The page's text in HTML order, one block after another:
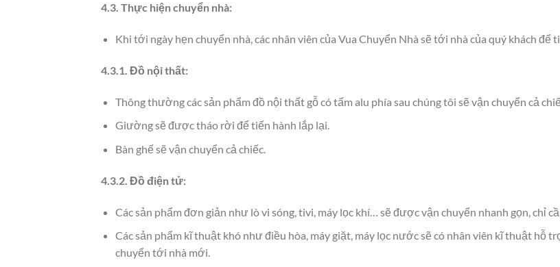
4.3. Thực hiện chuyển nhà:
Khi tới ngày hẹn chuyển nhà, các nhân viên của Vua Chuyển Nhà sẽ tới nhà của quý khách để
4.3.1. Đồ nội thất:
Thông thường các sản phẩm đồ nội thất gỗ có tấm alu phía sau chúng tôi sẽ vận chuyển cả
Giường sẽ được tháo rời để tiến hành lắp lại.
Bàn ghế sẽ vận chuyển cả chiếc.
4.3.2. Đồ điện tử:
Các sản phẩm đơn giản như lò vi sóng, tivi, máy lọc khí… sẽ được vận chuyển nhanh gọn, chỉ
Các sản phẩm kĩ thuật khó như điều hòa, máy giặt, máy lọc nước sẽ có nhân viên kĩ thuật hỗ
chuyển tới nhà mới.